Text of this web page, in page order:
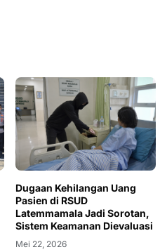
Dugaan Kehilangan Uang
Pasien di RSUD
Latemmamala Jadi Sorotan,
Sistem Keamanan Dievaluasi
Mei 22, 2026